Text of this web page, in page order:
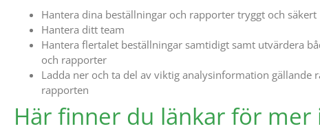
Hantera dina beställningar och rapporter tryggt och säkert
Hantera ditt team
Hantera flertalet beställningar samtidigt samt utvärdera
och rapporter
Ladda ner och ta del av viktig analysinformation
rapporten
Här finner du länkar för